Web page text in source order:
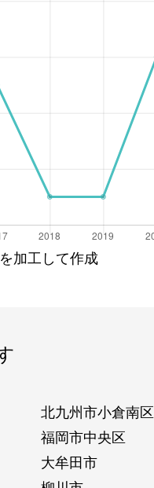
加工して作成
北九州市小倉南区
福岡市中央区
大牟田市